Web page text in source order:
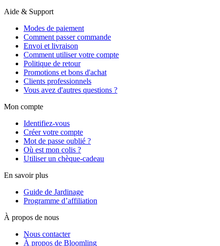
Aide & Support
Modes de paiement
Comment passer commande
Envoi et livraison
Comment utiliser votre compte
Politique de retour
Promotions et bons d'achat
Clients professionnels
Vous avez d'autres questions ?
Mon compte
Identifiez-vous
Créer votre compte
Mot de passe oublié ?
Où est mon colis ?
Utiliser un chèque-cadeau
En savoir plus
Guide de Jardinage
Programme d’affiliation
À propos de nous
Nous contacter
À propos de Bloomling